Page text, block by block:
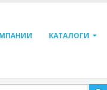
КАТАЛОГИ